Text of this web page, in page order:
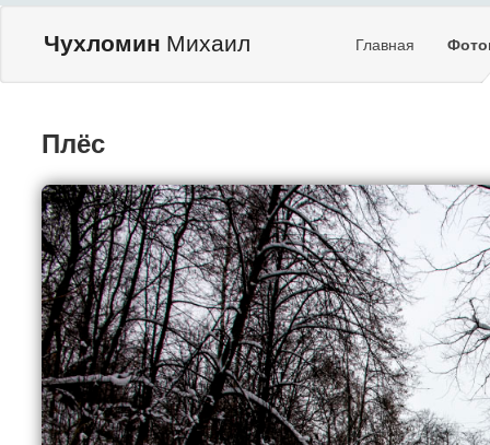
Чухломин Михаил Главная
Плёс